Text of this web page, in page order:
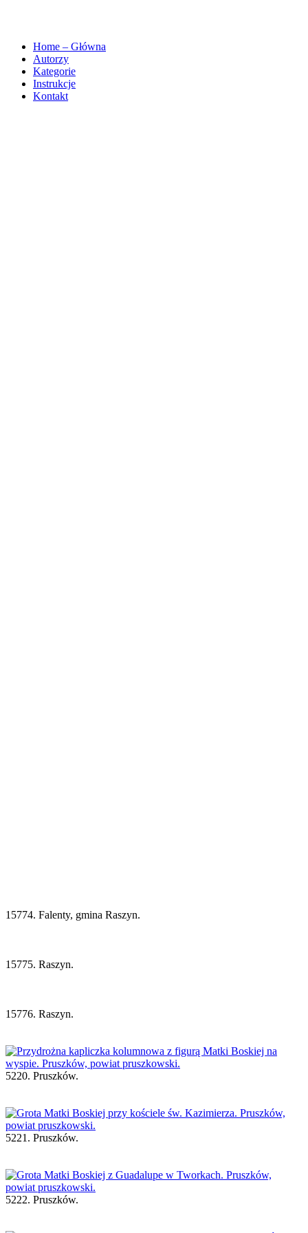
Home – Główna
Autorzy
Kategorie
Instrukcje
Kontakt
15774. Falenty, gmina Raszyn.
15775. Raszyn.
15776. Raszyn.
5220. Pruszków.
5221. Pruszków.
5222. Pruszków.